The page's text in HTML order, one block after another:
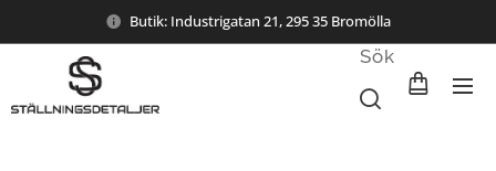
Butik: Industrigatan 21, 295 35 Bromölla
Sök